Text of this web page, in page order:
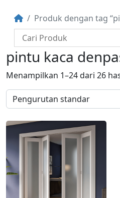
Produk dengan tag
pintu kaca
Menampilkan 1–24 dari 26